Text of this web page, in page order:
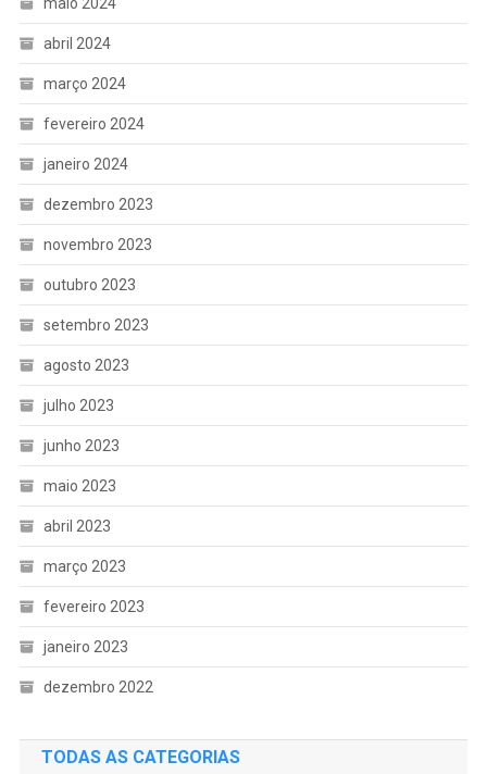
maio 2024
abril 2024
março 2024
fevereiro 2024
janeiro 2024
dezembro 2023
novembro 2023
outubro 2023
setembro 2023
agosto 2023
julho 2023
junho 2023
maio 2023
abril 2023
março 2023
fevereiro 2023
janeiro 2023
dezembro 2022
TODAS AS CATEGORIAS